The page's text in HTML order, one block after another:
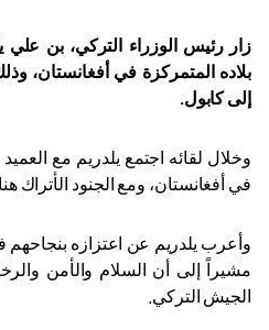
زار رئيس الوزراء التركي، بن علي
بلاده المتمركزة في أفغانستان،
إلى كابول.
وخلال لقائه اجتمع يلدريم مع
في أفغانستان، ومع الجنود الأتراك
وأعرب يلدريم عن اعتزازه بنجاحهم
مشيراً إلى أن السلام والأمن
الجيش التركي